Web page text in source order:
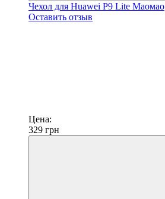
Чехол для Huawei P9 Lite Маомао
Оставить отзыв
Цена:
329 грн